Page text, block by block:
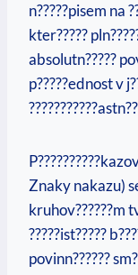
n?????pisem na
kter?????
absolutn?????
p?????ednost v
Znaky nakazu)
kruhov??????m
?????ist?????
povinn??????